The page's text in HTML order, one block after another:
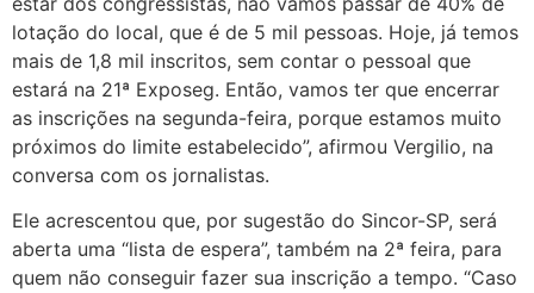
lotação do local, que é de 5 mil pessoas. Hoje, já temos
mais de 1,8 mil inscritos, sem contar o pessoal que
estará na 21ª Exposeg. Então, vamos ter que encerrar
as inscrições na segunda-feira, porque estamos muito
próximos do limite estabelecido”, afirmou Vergilio, na
conversa com os jornalistas.
Ele acrescentou que, por sugestão do Sincor-SP, será
aberta uma “lista de espera”, também na 2ª feira, para
quem não conseguir fazer sua inscrição a tempo. “Caso